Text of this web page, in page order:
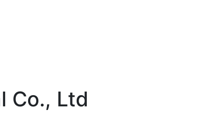
Co., Ltd